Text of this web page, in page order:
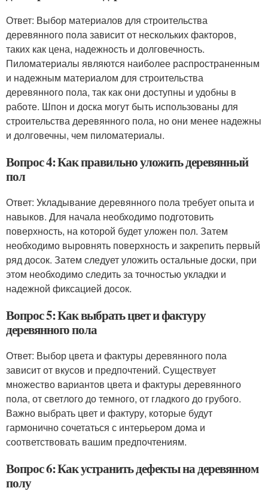
Ответ: Выбор материалов для строительства
деревянного пола зависит от нескольких факторов,
таких как цена, надежность и долговечность.
Пиломатериалы являются наиболее распространенным
и надежным материалом для строительства
деревянного пола, так как они доступны и удобны в
работе. Шпон и доска могут быть использованы для
строительства деревянного пола, но они менее надежны
и долговечны, чем пиломатериалы.
Вопрос 4: Как правильно уложить деревянный
пол
Ответ: Укладывание деревянного пола требует опыта и
навыков. Для начала необходимо подготовить
поверхность, на которой будет уложен пол. Затем
необходимо выровнять поверхность и закрепить первый
ряд досок. Затем следует уложить остальные доски, при
этом необходимо следить за точностью укладки и
надежной фиксацией досок.
Вопрос 5: Как выбрать цвет и фактуру
деревянного пола
Ответ: Выбор цвета и фактуры деревянного пола
зависит от вкусов и предпочтений. Существует
множество вариантов цвета и фактуры деревянного
пола, от светлого до темного, от гладкого до грубого.
Важно выбрать цвет и фактуру, которые будут
гармонично сочетаться с интерьером дома и
соответствовать вашим предпочтениям.
Вопрос 6: Как устранить дефекты на деревянном
полу